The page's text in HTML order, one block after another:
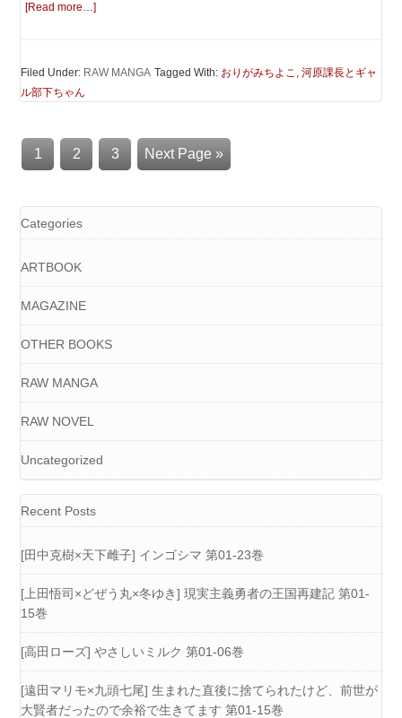
[Read more…]
Filed Under: RAW MANGA Tagged With: おりがみちよこ ,河原課長とギャ
ル部下ちゃん
1 2 3 Next Page »
Categories
ARTBOOK
MAGAZINE
OTHER BOOKS
RAW MANGA
RAW NOVEL
Uncategorized
Recent Posts
[田中克樹×天下雌子] インゴシマ 第01-23巻
[上田悟司×どぜう丸×冬ゆき] 現実主義勇者の王国再建記 第01-
15巻
[高田ローズ] やさしいミルク 第01-06巻
[遠田マリモ×九頭七尾] 生まれた直後に捨てられたけど、前世が
大賢者だったので余裕で生きてます 第01-15巻